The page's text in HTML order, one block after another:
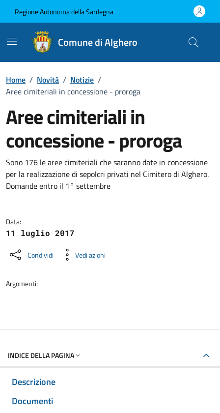
Regione Autonoma della Sardegna
Comune di Alghero
Home / Novità / Notizie /
Aree cimiteriali in concessione - proroga
Aree cimiteriali in
concessione - proroga
Dettagli della notizia
Sono 176 le aree cimiteriali che saranno date in concessione
per la realizzazione di sepolcri privati nel Cimitero di Alghero.
Domande entro il 1° settembre
Data:
11 luglio 2017
Condividi Vedi azioni
Argomenti:
INDICE DELLA PAGINA
Descrizione
Documenti